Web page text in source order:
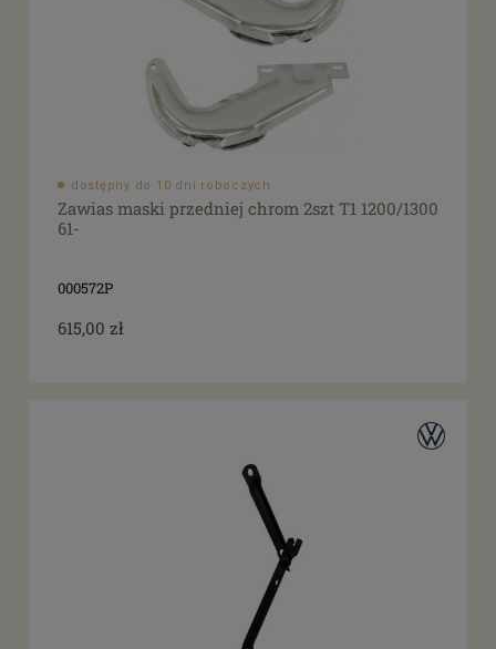
dostępny do 10 dni roboczych
Zawias maski przedniej chrom 2szt T1 1200/1300
61-
000572P
615,00 zł